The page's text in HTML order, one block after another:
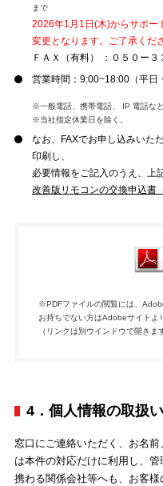
まで
2026年1月1日(木)からサポー
変更となります。ご了承くだ
ＦＡＸ（有料） ：０５０ー３
営業時間：9:00~18:00（平日
※一般電話、携帯電話、 IP 電話な
※当社指定休業日を除く。
なお、FAXでお申し込みいた
印刷し、
必要情報をご記入のうえ、上
改善版リモコンの交換申込書
※PDFファイルの閲覧には、
お持ちでない方はAdobeサイトよ
（リンクは別ウインドウで開きま
4．個人情報の取扱
窓口にご連絡いただく、お名
は本件の対応だけに利用し、
携わる関係会社等へも、お客